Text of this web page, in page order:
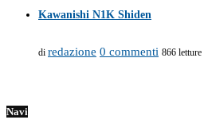
Kawanishi N1K Shiden
di redazione 0 commenti 866 letture
Navi